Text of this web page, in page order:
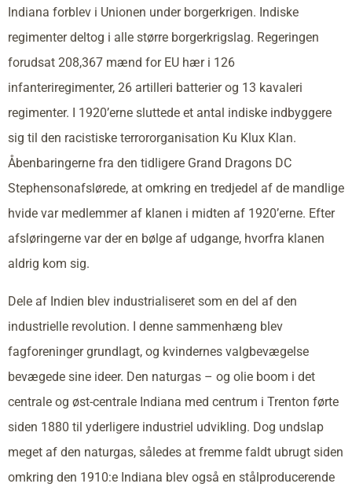
Indiana forblev i Unionen under borgerkrigen. Indiske
regimenter deltog i alle større borgerkrigslag. Regeringen
forudsat 208,367 mænd for EU hær i 126
infanteriregimenter, 26 artilleri batterier og 13 kavaleri
regimenter. I 1920’erne sluttede et antal indiske indbyggere
sig til den racistiske terrororganisation Ku Klux Klan.
Åbenbaringerne fra den tidligere Grand Dragons DC
Stephensonafslørede, at omkring en tredjedel af de mandlige
hvide var medlemmer af klanen i midten af 1920’erne. Efter
afsløringerne var der en bølge af udgange, hvorfra klanen
aldrig kom sig.
Dele af Indien blev industrialiseret som en del af den
industrielle revolution. I denne sammenhæng blev
fagforeninger grundlagt, og kvindernes valgbevægelse
bevægede sine ideer. Den naturgas – og olie boom i det
centrale og øst-centrale Indiana med centrum i Trenton førte
siden 1880 til yderligere industriel udvikling. Dog undslap
meget af den naturgas, således at fremme faldt ubrugt siden
omkring den 1910:e Indiana blev også en stålproducerende